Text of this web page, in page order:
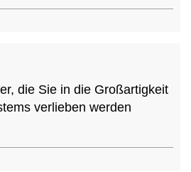
die Sie in die Großartigkeit
verlieben werden